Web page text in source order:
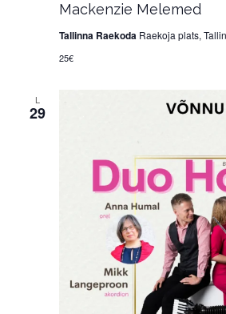
Mackenzie Melemed
Tallinna Raekoda Raekoja plats,
25€
L
29